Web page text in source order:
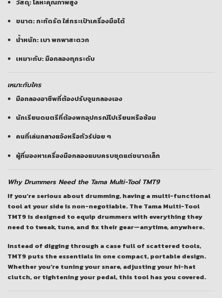
วัสดุ: โลหะคุณภาพสูง
ขนาด: กะทัดรัด ใส่กระเป๋าเครื่องมือได้
น้ำหนัก: เบา พกพาสะดวก
เหมาะกับ: มือกลองทุกระดับ
เหมาะกับใคร
มือกลองอาชีพที่ต้องปรับจูนกลองเอง
นักเรียนดนตรีที่ต้องพกอุปกรณ์ไปเรียนหรือซ้อม
คนที่เล่นกลางแจ้งหรือทัวร์บ่อย ๆ
ผู้ที่มองหาเครื่องมือกลองแบบครบชุดแต่ขนาดเล็ก
Why Drummers Need the Tama Multi-Tool TMT9
If you’re serious about drumming, having a multi-functional
tool at your side is non-negotiable. The Tama Multi-Tool
TMT9 is designed to equip drummers with everything they
need to tweak, tune, and fix their gear—anytime, anywhere.
Instead of digging through a case full of scattered tools,
TMT9 puts the essentials in one compact, portable design.
Whether you’re tuning your snare, adjusting your hi-hat
clutch, or tightening your pedal, this tool has you covered.